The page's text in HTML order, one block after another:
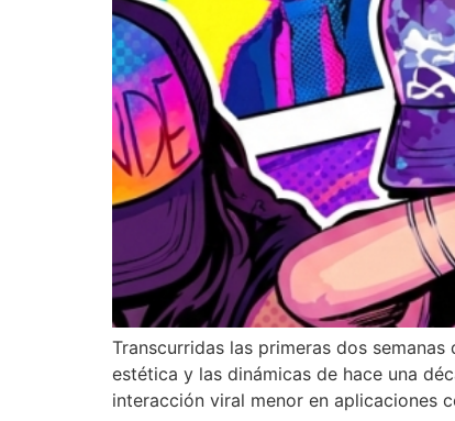
Transcurridas las primeras dos
estética y las dinámicas de hace una
interacción viral menor en aplicaciones